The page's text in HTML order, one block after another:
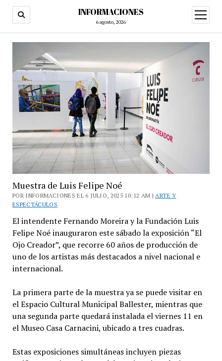
INFORMACIONES
6 agosto, 2026
abrir
menú
Muestra de Luis Felipe Noé
POR INFORMACIONES EL 6 JULIO, 2025 10:12 AM | ARTE Y
ESPECTÁCULOS
El intendente Fernando Moreira y la Fundación Luis
Felipe Noé inauguraron este sábado la exposición “El
Ojo Creador”, que recorre 60 años de producción de
uno de los artistas más destacados a nivel nacional e
internacional.
La primera parte de la muestra ya se puede visitar en
el Espacio Cultural Municipal Ballester, mientras que
una segunda parte quedará instalada el viernes 11 en
el Museo Casa Carnacini, ubicado a tres cuadras.
Estas exposiciones simultáneas incluyen piezas